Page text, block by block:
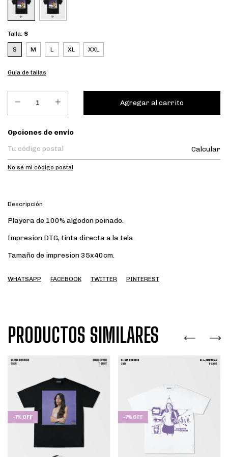
Talla: S
S M L XL XXL
Guía de tallas
Entregas para el CP:
Opciones de envío
Calcular
No sé mi código postal
Descripción
Playera de 100% algodon peinado.
Impresion DTG, tinta directa a la tela.
Tamaño de impresion 35x40cm.
WHATSAPP FACEBOOK TWITTER PINTEREST
PRODUCTOS SIMILARES
-7% OFF -7% OFF